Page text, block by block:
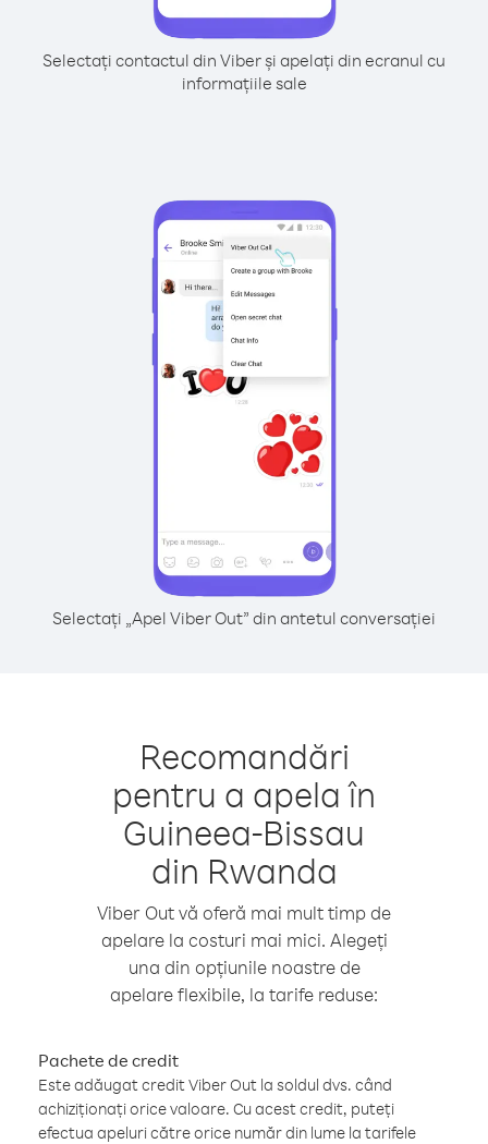
Selectați contactul din Viber și apelați din ecranul cu
informațiile sale
Selectați „Apel Viber Out” din antetul conversației
Recomandări
pentru a apela în
Guineea-Bissau
din Rwanda
Viber Out vă oferă mai mult timp de
apelare la costuri mai mici. Alegeți
una din opțiunile noastre de
apelare flexibile, la tarife reduse:
Pachete de credit
Este adăugat credit Viber Out la soldul dvs. când
achiziționați orice valoare. Cu acest credit, puteți
efectua apeluri către orice număr din lume la tarifele